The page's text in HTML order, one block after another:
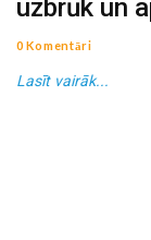
uzbrūk un
0 Komentāri
Lasīt vairāk...